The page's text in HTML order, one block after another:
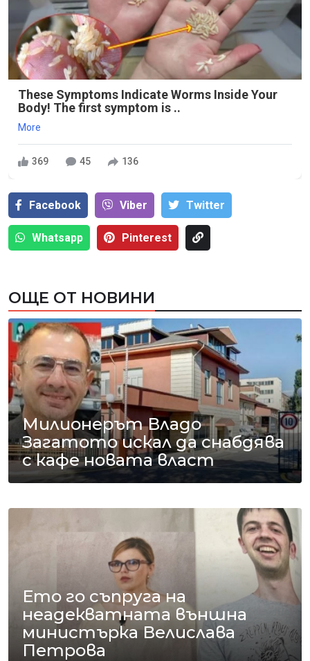
These Symptoms Indicate Worms Inside Your
Body! The first symptom is ..
More
369 45 136
Facebook Viber Тwitter
Whatsapp Pinterest
ОЩЕ ОТ НОВИНИ
Милионерът Владо
Загатото искал да снабдява
с кафе новата власт
Ето го съпруга на
неадекватната външна
министърка Велислава
Петрова